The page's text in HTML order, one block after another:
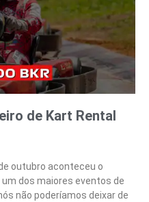
de Kart Rental
outubro aconteceu o
um dos maiores eventos de
não poderíamos deixar de